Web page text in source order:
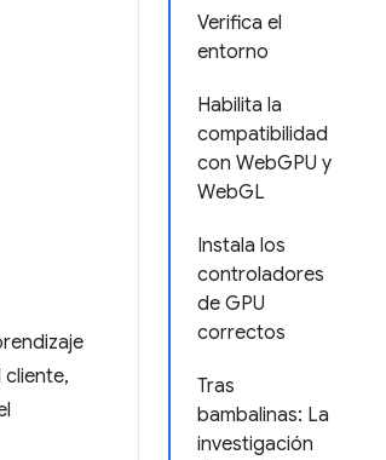
Verifica el
entorno
Habilita la
compatibilidad
con WebGPU y
WebGL
Instala los
controladores
de GPU
correctos
Tras
bambalinas: La
investigación